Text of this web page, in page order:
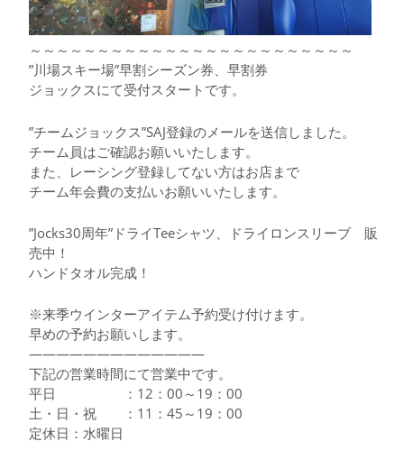
～～～～～～～～～～～～～～～～～～～～～～～～
”川場スキー場”早割シーズン券、早割券
ジョックスにて受付スタートです。
”チームジョックス”SAJ登録のメールを送信しました。
チーム員はご確認お願いいたします。
また、レーシング登録してない方はお店まで
チーム年会費の支払いお願いいたします。
”Jocks30周年”ドライTeeシャツ、ドライロンスリーブ 販
売中！
ハンドタオル完成！
※来季ウインターアイテム予約受け付けます。
早めの予約お願いします。
—————————————
下記の営業時間にて営業中です。
平日 ：12：00～19：00
土・日・祝 ：11：45～19：00
定休日：水曜日